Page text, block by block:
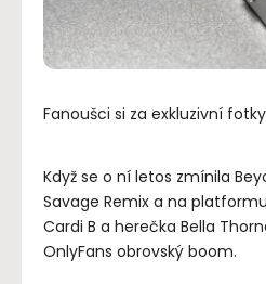
Fanoušci si za exkluzivní
Když se o ní letos zmínila
Savage Remix a na
Cardi B a herečka Bella
OnlyFans obrovský boom.